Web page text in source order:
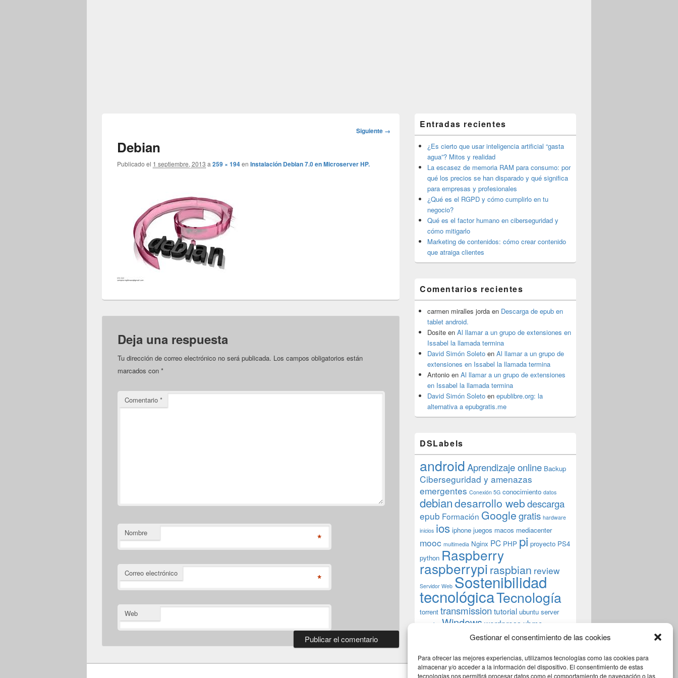
Gestionar el consentimiento de las cookies
Para ofrecer las mejores experiencias, utilizamos tecnologías como las cookies para
almacenar y/o acceder a la información del dispositivo. El consentimiento de estas
tecnologías nos permitirá procesar datos como el comportamiento de navegación o las
Navegador
Siguiente →
Debian
Publicado el 1 septiembre, 2013 a 259 × 194en Instalación Debian 7.0 en Microserver HP.
Deja una respuesta
Tu dirección de correo electrónico no será publicada. Los campos obligatorios están
marcados con *
Comentario *
Nombre *
Correo electrónico *
Web
área
de
widget
barra
lateral
primaria
Entradas recientes
¿Es cierto que usar inteligencia artificial “gasta
agua”? Mitos y realidad
La escasez de memoria RAM para consumo: por
qué los precios se han disparado y qué significa
para empresas y profesionales
¿Qué es el RGPD y cómo cumplirlo en tu
negocio?
Qué es el factor humano en ciberseguridad y
cómo mitigarlo
Marketing de contenidos: cómo crear contenido
que atraiga clientes
Comentarios recientes
carmen miralles jorda en Descarga de epub en
tablet android.
Dosite en Al llamar a un grupo de extensiones en
Issabel la llamada termina
David Simón Soleto en Al llamar a un grupo de
extensiones en Issabel la llamada termina
Antonio en Al llamar a un grupo de extensiones
en Issabel la llamada termina
David Simón Soleto en epublibre.org: la
alternativa a epubgratis.me
DSLabels
androidAprendizaje online Backup
Ciberseguridad y amenazas
emergentes Conexión 5G conocimiento datos
debiandesarrollo webdescarga
epub Formación Googlegratis hardware
inicios ios iphone juegos macos mediacenter
mooc multimedia Nginx PC PHP pi proyecto PS4
python Raspberry
raspberrypi raspbian review
Servidor Web Sostenibilidad
tecnológicaTecnología
torrent transmission tutorial ubuntu server
usuarios Windows wordpress xbmc